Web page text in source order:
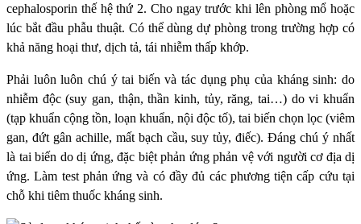
cephalosporin thế hệ thứ 2. Cho ngay trước khi lên phòng mổ hoặc
lúc bắt đầu phẫu thuật. Có thể dùng dự phòng trong trường hợp có
khả năng hoại thư, dịch tả, tái nhiễm thấp khớp.
Phải luôn luôn chú ý tai biến và tác dụng phụ của kháng sinh: do
nhiễm độc (suy gan, thận, thần kinh, tủy, răng, tai…) do vi khuẩn
(tạp khuẩn cộng tồn, loạn khuẩn, nội độc tố), tai biến chọn lọc (viêm
gan, đứt gân achille, mất bạch cầu, suy tủy, điếc). Đáng chú ý nhất
là tai biến do dị ứng, đặc biệt phản ứng phản vệ với người cơ địa dị
ứng. Làm test phản ứng và có đầy đủ các phương tiện cấp cứu tại
chỗ khi tiêm thuốc kháng sinh.